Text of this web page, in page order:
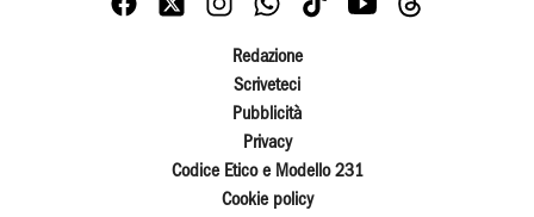
Redazione
Scriveteci
Pubblicità
Privacy
Codice Etico e Modello 231
Cookie policy